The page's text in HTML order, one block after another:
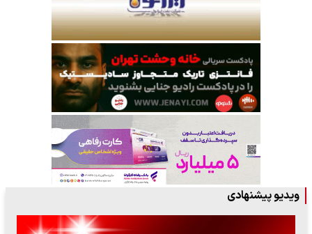
ویدیو پیشنهادی